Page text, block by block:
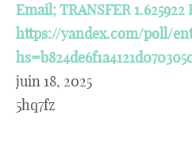
Email; TRANSFER
https://yandex.com/poll/
juin 18, 2025
5hq7fz